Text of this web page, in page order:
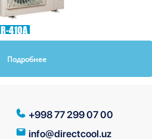
R-410A
Подробнее
+998 77 299 07 00
info@directcool.uz